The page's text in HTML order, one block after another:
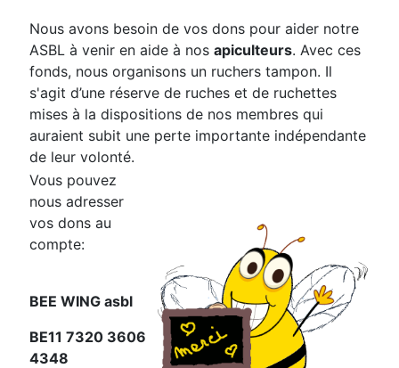
Nous avons besoin de vos dons pour aider notre
ASBL à venir en aide à nos apiculteurs. Avec ces
fonds, nous organisons un ruchers tampon. Il
s'agit d’une réserve de ruches et de ruchettes
mises à la dispositions de nos membres qui
auraient subit une perte importante indépendante
de leur volonté.
Vous pouvez
nous adresser
vos dons au
compte:
BEE WING asbl
BE11 7320 3606
4348